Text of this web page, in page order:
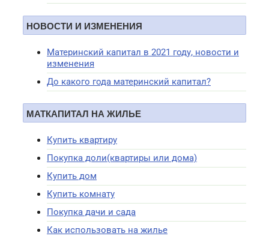
НОВОСТИ И ИЗМЕНЕНИЯ
Материнский капитал в 2021 году, новости и
изменения
До какого года материнский капитал?
МАТКАПИТАЛ НА ЖИЛЬЕ
Купить квартиру
Покупка доли(квартиры или дома)
Купить дом
Купить комнату
Покупка дачи и сада
Как использовать на жилье